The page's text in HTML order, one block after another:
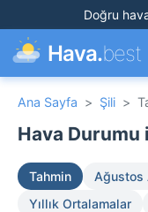
Doğru
Hava.best
Ana Sayfa > Şili >
Hava
Tahmin Ağustos
Yıllık Ortalamalar